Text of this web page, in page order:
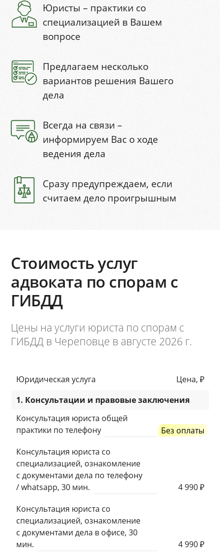
Юристы – практики со
специализацией в Вашем
вопросе
Предлагаем несколько
вариантов решения Вашего
дела
Всегда на связи –
информируем Вас о ходе
ведения дела
Сразу предупреждаем, если
считаем дело проигрышным
Стоимость услуг
адвоката по спорам с
ГИБДД
Цены на услуги юриста по спорам с
ГИБДД в Череповце в августе 2026 г.
Юридическая услуга
Цена, ₽
1. Консультации и правовые заключения
Консультация юриста общей
практики по телефону
Без оплаты
Консультация юриста со
специализацией, ознакомление
с документами дела по телефону
/ whatsapp, 30 мин.
4 990 ₽
Консультация юриста со
специализацией, ознакомление
с документами дела в офисе, 30
мин.
4 990 ₽